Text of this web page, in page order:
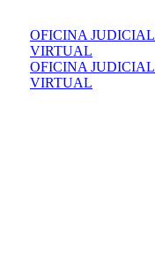
OFICINA JUDICIAL
VIRTUAL
OFICINA JUDICIAL
VIRTUAL